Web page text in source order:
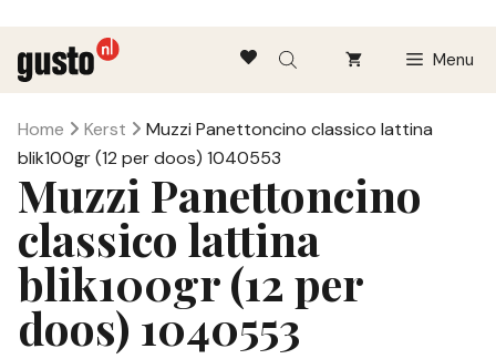
naar
de
inhoud
Menu
Home Kerst
Muzzi Panettoncino classico lattina
blik100gr (12 per doos) 1040553
Muzzi Panettoncino
classico lattina
blik100gr (12 per
doos) 1040553